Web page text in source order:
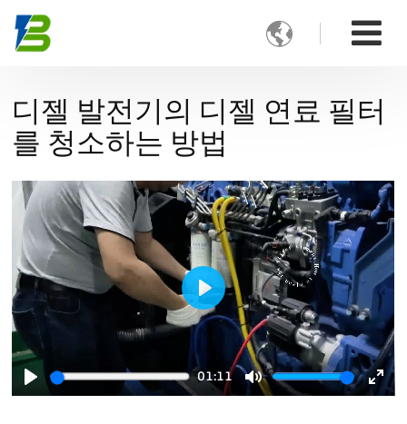

디젤 발전기의 디젤 연료 필터
를 청소하는 방법
Play
01:11
Mute
Play